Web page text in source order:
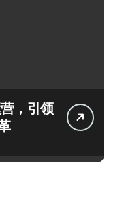
，引领